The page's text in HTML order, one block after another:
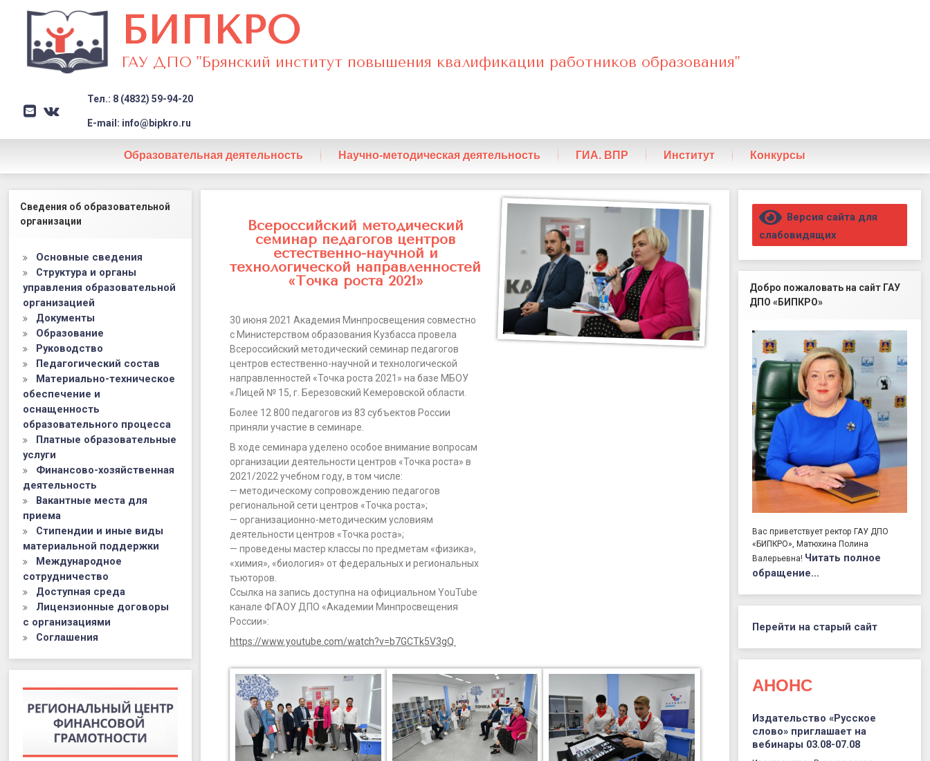
БИПКРО
ГАУ ДПО "Брянский институт повышения квалификации работников образования"
E-mail
VK Заголовок сайта → второстепенный
Тел.: 8 (4832) 59-94-20
E-mail: info@bipkro.ru
Образовательная деятельность Научно-методическая деятельность ГИА. ВПР Институт Конкурсы
методический
семинар
педагогов
естественно-
научной
технологической
направленностей
«Точка
роста
2021»
30.06.2021
ГАУ ДПО "БИПКРО"
Всероссийский методический
семинар педагогов центров
естественно-научной и
технологической направленностей
«Точка роста 2021»
30 июня 2021 Академия Минпросвещения совместно
с Министерством образования Кузбасса провела
Всероссийский методический семинар педагогов
центров естественно-научной и технологической
направленностей «Точка роста 2021» на базе МБОУ
«Лицей № 15, г. Березовский Кемеровской области.
Более 12 800 педагогов из 83 субъектов России
приняли участие в семинаре.
В ходе семинара уделено особое внимание вопросам
организации деятельности центров «Точка роста» в
2021/2022 учебном году, в том числе:
— методическому сопровождению педагогов
региональной сети центров «Точка роста»;
— организационно-методическим условиям
деятельности центров «Точка роста»;
— проведены мастер классы по предметам «физика»,
«химия», «биология» от федеральных и региональных
тьюторов.
Ссылка на запись доступна на официальном YouTube
канале ФГАОУ ДПО «Академии Минпросвещения
России»:
https://www.youtube.com/watch?v=b7GCTk5V3gQ
Левый сайдбар
Сведения об образовательной
организации
Основные сведения
Структура и органы
управления образовательной
организацией
Документы
Образование
Руководство
Педагогический состав
Материально-техническое
обеспечение и
оснащенность
образовательного процесса
Платные образовательные
услуги
Финансово-хозяйственная
деятельность
Вакантные места для
приема
Стипендии и иные виды
материальной поддержки
Международное
сотрудничество
Доступная среда
Лицензионные договоры
с организациями
Соглашения
Правый сайдбар
Версия сайта для
слабовидящих
Добро пожаловать на сайт ГАУ
ДПО «БИПКРО»
Вас приветствует ректор ГАУ ДПО
«БИПКРО», Матюхина Полина
Валерьевна! Читать полное
обращение…
Перейти на старый сайт
АНОНС
Издательство «Русское
слово» приглашает на
вебинары 03.08-07.08